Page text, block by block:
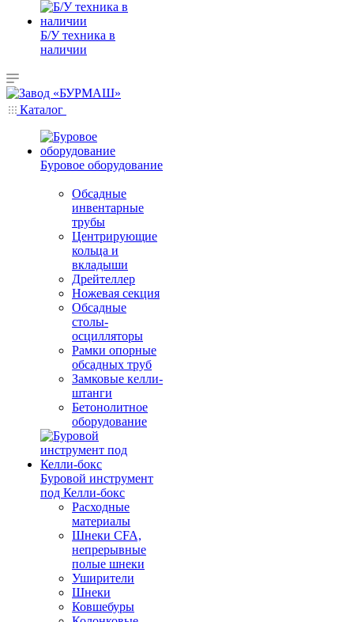
Б/У техника в
наличии
Каталог
Буровое оборудование
Обсадные
инвентарные
трубы
Центрирующие
кольца и
вкладыши
Дрейтеллер
Ножевая секция
Обсадные
столы-
осцилляторы
Рамки опорные
обсадных труб
Замковые келли-
штанги
Бетонолитное
оборудование
Буровой инструмент
под Келли-бокс
Расходные
материалы
Шнеки CFA,
непрерывные
полые шнеки
Уширители
Шнеки
Ковшебуры